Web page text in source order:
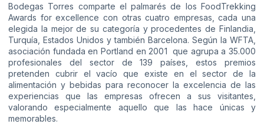
Bodegas Torres comparte el palmarés de los FoodTrekking
Awards for excellence con otras cuatro empresas, cada una
elegida la mejor de su categoría y procedentes de Finlandia,
Turquía, Estados Unidos y también Barcelona. Según la WFTA,
asociación fundada en Portland en 2001 que agrupa a 35.000
profesionales del sector de 139 países, estos premios
pretenden cubrir el vacío que existe en el sector de la
alimentación y bebidas para reconocer la excelencia de las
experiencias que las empresas ofrecen a sus visitantes,
valorando especialmente aquello que las hace únicas y
memorables.